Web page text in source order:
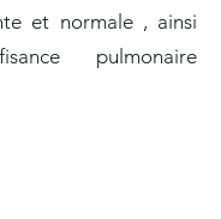
et normale , ainsi
pulmonaire